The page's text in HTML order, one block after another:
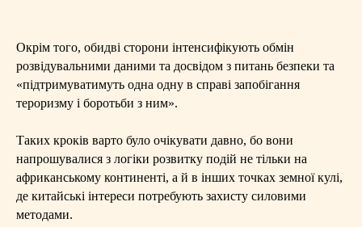
Окрім того, обидві сторони інтенсифікують обмін
розвідувальними даними та досвідом з питань безпеки та
«підтримуватимуть одна одну в справі запобігання
тероризму і боротьби з ним».
Таких кроків варто було очікувати давно, бо вони
напрошувалися з логіки розвитку подій не тільки на
африканському континенті, а й в інших точках земної кулі,
де китайські інтереси потребують захисту силовими
методами.